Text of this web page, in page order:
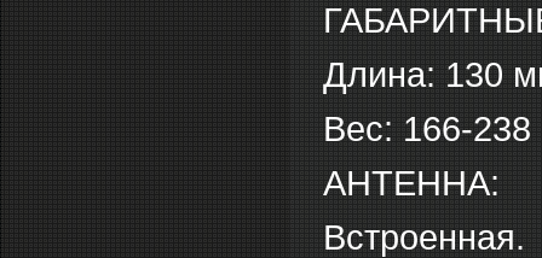
Длина: 130
Вес: 166-238
АНТЕННА:
Встроенная.